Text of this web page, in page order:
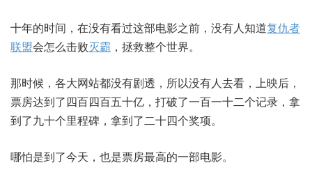
十年的时间，在没有看过这部电影之前，没有人知道复仇者
联盟会怎么击败灭霸 ，拯救整个世界。
那时候，各大网站都没有剧透，所以没有人去看，上映后，
票房达到了四百四百五十亿，打破了一百一十二个记录，拿
到了九十个里程碑，拿到了二十四个奖项。
哪怕是到了今天，也是票房最高的一部电影。